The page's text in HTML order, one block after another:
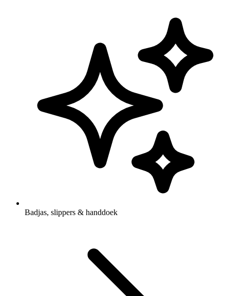
Badjas, slippers & handdoek